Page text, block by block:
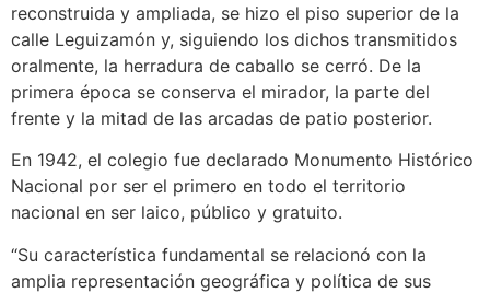
reconstruida y ampliada, se hizo el piso superior de la
calle Leguizamón y, siguiendo los dichos transmitidos
oralmente, la herradura de caballo se cerró. De la
primera época se conserva el mirador, la parte del
frente y la mitad de las arcadas de patio posterior.
En 1942, el colegio fue declarado Monumento Histórico
Nacional por ser el primero en todo el territorio
nacional en ser laico, público y gratuito.
“Su característica fundamental se relacionó con la
amplia representación geográfica y política de sus